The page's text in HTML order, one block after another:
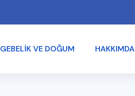
GEBELIK VE DOĞUM HAKKIMDA